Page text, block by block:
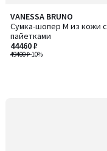
VANESSA BRUNO
Сумка-шопер M из кожи с
пайетками
49400 ₽-10%
44460 ₽